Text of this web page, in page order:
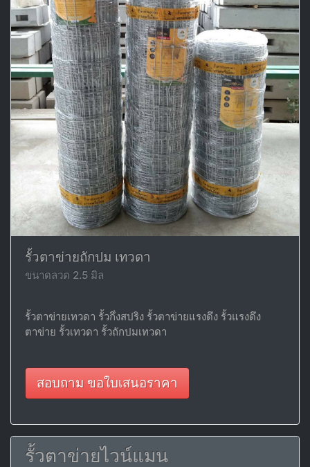
รั้วตาข่ายถักปม เทวดา
ขนาดลวด 2.5 มิล
รั้วตาข่ายเทวดา รั้วกึ่งสปริง รั้วตาข่ายแรงดึง รั้วแรงดึง
ตาข่าย รั้วเทวดา รั้วถักปมเทวดา
สอบถาม ขอใบเสนอราคา
รั้วตาข่ายไวน์แมน